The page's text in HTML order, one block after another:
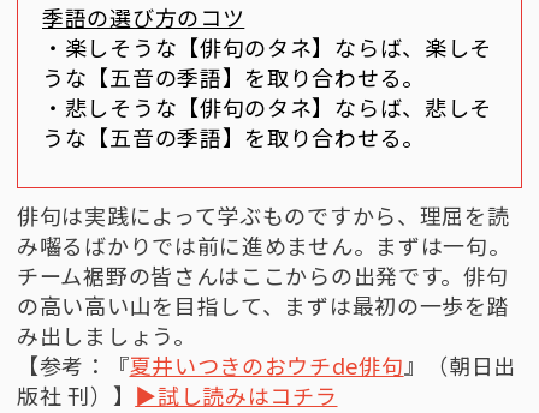
季語の選び方のコツ
・楽しそうな【俳句のタネ】ならば、楽しそ
うな【五音の季語】を取り合わせる。
・悲しそうな【俳句のタネ】ならば、悲しそ
うな【五音の季語】を取り合わせる。
俳句は実践によって学ぶものですから、理屈を読
み囓るばかりでは前に進めません。まずは一句。
チーム裾野の皆さんはここからの出発です。俳句
の高い高い山を目指して、まずは最初の一歩を踏
み出しましょう。
【参考：『夏井いつきのおウチde俳句』（朝日出
版社 刊）】 ▶︎試し読みはコチラ